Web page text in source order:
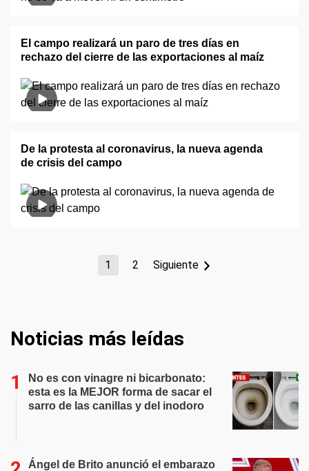
El campo realizará un paro de tres días en
rechazo del cierre de las exportaciones al maíz
De la protesta al coronavirus, la nueva agenda
de crisis del campo
1 2 Siguiente
Noticias más leídas
No es con vinagre ni bicarbonato:
esta es la MEJOR forma de sacar el
sarro de las canillas y del inodoro
Ángel de Brito anunció el embarazo